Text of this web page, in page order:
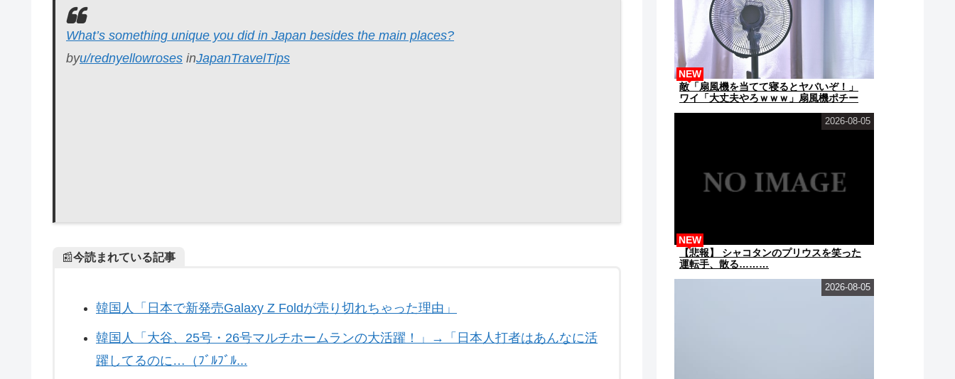
What’s something unique you did in Japan besides the main places?
byu/rednyellowroses inJapanTravelTips
📰今読まれている記事
韓国人「日本で新発売Galaxy Z Foldが売り切れちゃった理由」
韓国人「大谷、25号・26号マルチホームランの大活躍！」→「日本人打者はあんなに活
躍してるのに…（ﾌﾞﾙﾌﾞﾙ...
敵「扇風機を当てて寝るとヤバいぞ！」
ワイ「大丈夫やろｗｗｗ」扇風機ポチー
NEW
【悲報】 シャコタンのプリウスを笑った
運転手、散る………
NEW
2026-08-05
2026-08-05